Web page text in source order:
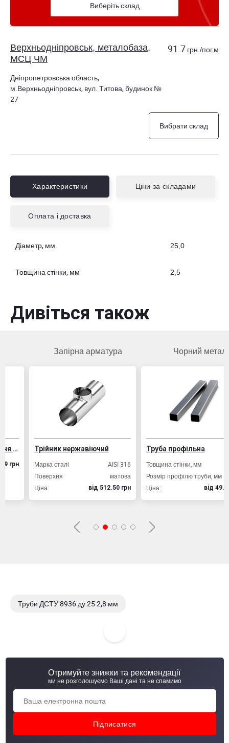
Виберіть склад
Верхньодніпровськ, металобаза,
МСЦ ЧМ
Дніпропетровська область,
м.Верхньодніпровськ, вул. Титова, будинок №
27
91.7 грн./пог.м
Вибрати склад
Характеристики Ціни за складами
Оплата і доставка
Діаметр, мм 25,0
Товщина стінки, мм 2,5
Дивіться також
Запірна арматура
Трійник нержавіючий
Марка сталі
AISI 316
Поверхня
матова
вiд 512.50 грн
Чорний метал
Труба профільна
Товщина стінки, мм
Розмір профілю труби, мм 20х20
Ціна:
вiд 49.80 грн
Труби ДСТУ 8936 ду 25 2,8 мм
Труби ДСТУ 8936 ду 25 3,0 мм
Отримуйте знижки та рекомендації
ми не розголошуємо Ваші дані та не спамимо